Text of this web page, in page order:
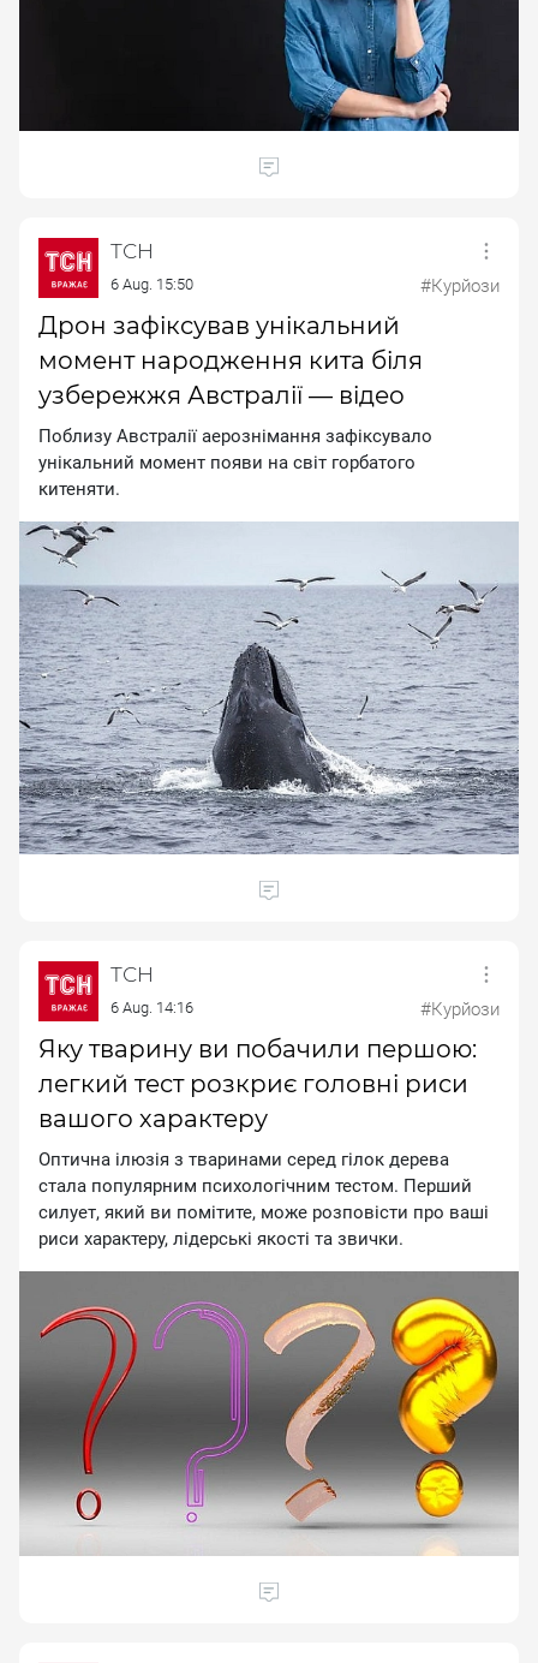
ТСН
6 Aug. 15:50 #Курйози
Дрон зафіксував унікальний
момент народження кита біля
узбережжя Австралії — відео
Поблизу Австралії аерознімання зафіксувало
унікальний момент появи на світ горбатого
китеняти.
ТСН
6 Aug. 14:16 #Курйози
Яку тварину ви побачили першою:
легкий тест розкриє головні риси
вашого характеру
Оптична ілюзія з тваринами серед гілок дерева
стала популярним психологічним тестом. Перший
силует, який ви помітите, може розповісти про ваші
риси характеру, лідерські якості та звички.